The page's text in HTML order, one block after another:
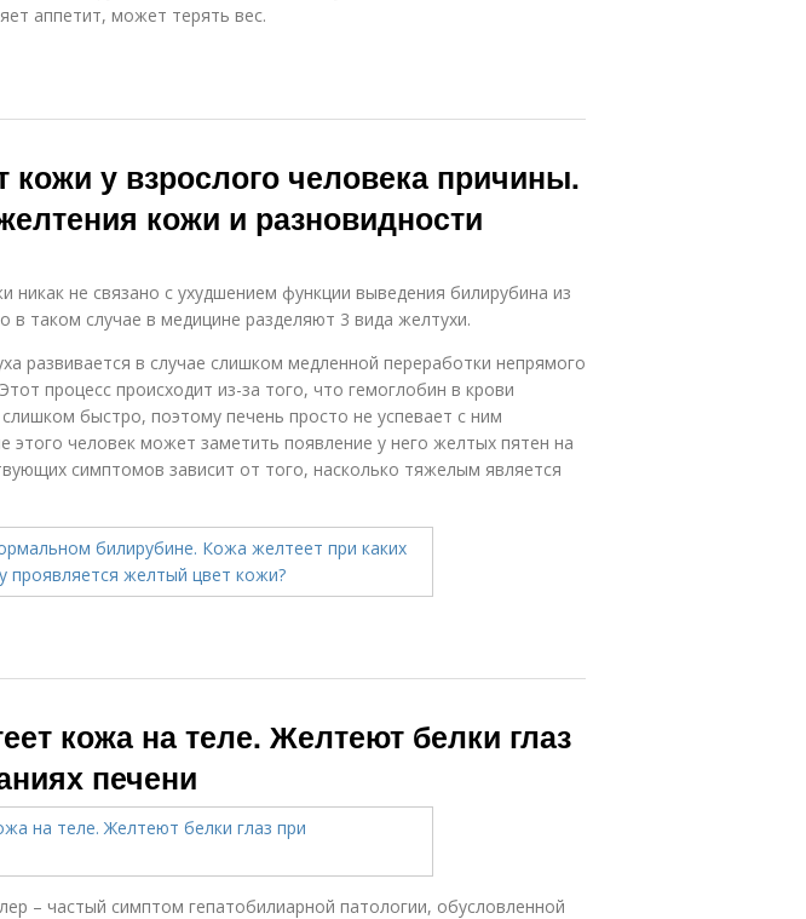
аппетит, может терять вес.
у взрослого человека причины.
кожи и разновидности
никак не связано с ухудшением функции выведения билирубина из
в таком случае в медицине разделяют 3 вида желтухи.
развивается в случае слишком медленной переработки непрямого
процесс происходит из-за того, что гемоглобин в крови
быстро, поэтому печень просто не успевает с ним
этого человек может заметить появление у него желтых пятен на
симптомов зависит от того, насколько тяжелым является
кожа на теле. Желтеют белки глаз
печени
– частый симптом гепатобилиарной патологии, обусловленной